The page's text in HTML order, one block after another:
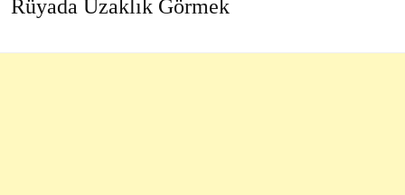
Rüyada Uzaklık Görmek